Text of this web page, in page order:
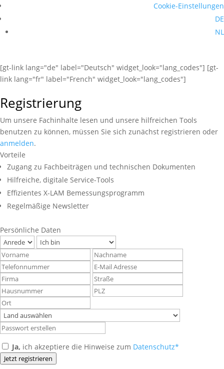
Cookie-Einstellungen
DE
NL
[gt-link lang="de" label="Deutsch" widget_look="lang_codes"] [gt-
link lang="fr" label="French" widget_look="lang_codes"]
Registrierung
Um unsere Fachinhalte lesen und unsere hilfreichen Tools
benutzen zu können, müssen Sie sich zunächst registrieren oder
anmelden.
Vorteile
Zugang zu Fachbeiträgen und technischen Dokumenten
Hilfreiche, digitale Service-Tools
Effizientes X-LAM Bemessungsprogramm
Regelmäßige Newsletter
Persönliche Daten
Ja, ich akzeptiere die Hinweise zum Datenschutz*
Jetzt registrieren